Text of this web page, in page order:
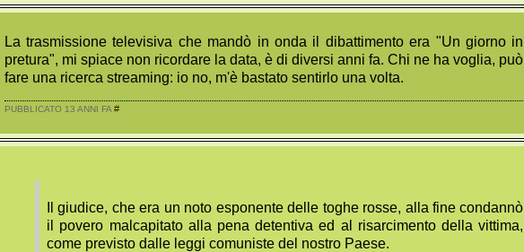
La trasmissione televisiva che mandò in onda il dibattimento era "Un giorno in
pretura", mi spiace non ricordare la data, è di diversi anni fa. Chi ne ha voglia, può
fare una ricerca streaming: io no, m'è bastato sentirlo una volta.
PUBBLICATO 13 ANNI FA #
Il giudice, che era un noto esponente delle toghe rosse, alla fine condannò
il povero malcapitato alla pena detentiva ed al risarcimento della vittima,
come previsto dalle leggi comuniste del nostro Paese.